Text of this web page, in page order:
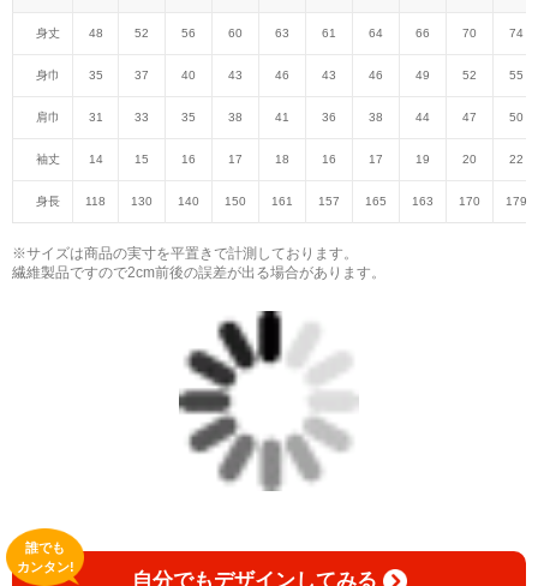
身丈 48 52 56 60 63 61 64 66 70 74
身巾 35 37 40 43 46 43 46 49 52 55
肩巾 31 33 35 38 41 36 38 44 47 50
袖丈 14 15 16 17 18 16 17 19 20 22
身長 118 130 140 150 161 157 165 163 170 179
※サイズは商品の実寸を平置きで計測しております。
繊維製品ですので2cm前後の誤差が出る場合があります。
自分でもデザインしてみる
誰でも
カンタン!